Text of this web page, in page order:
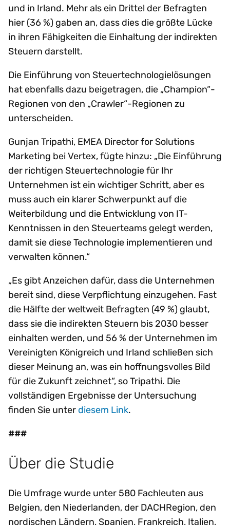
und in Irland. Mehr als ein Drittel der Befragten
hier (36 %) gaben an, dass dies die größte Lücke
in ihren Fähigkeiten die Einhaltung der indirekten
Steuern darstellt.
Die Einführung von Steuertechnologielösungen
hat ebenfalls dazu beigetragen, die „Champion“-
Regionen von den „Crawler“-Regionen zu
unterscheiden.
Gunjan Tripathi, EMEA Director for Solutions
Marketing bei Vertex, fügte hinzu: „Die Einführung
der richtigen Steuertechnologie für Ihr
Unternehmen ist ein wichtiger Schritt, aber es
muss auch ein klarer Schwerpunkt auf die
Weiterbildung und die Entwicklung von IT-
Kenntnissen in den Steuerteams gelegt werden,
damit sie diese Technologie implementieren und
verwalten können.“
„Es gibt Anzeichen dafür, dass die Unternehmen
bereit sind, diese Verpflichtung einzugehen. Fast
die Hälfte der weltweit Befragten (49 %) glaubt,
dass sie die indirekten Steuern bis 2030 besser
einhalten werden, und 56 % der Unternehmen im
Vereinigten Königreich und Irland schließen sich
dieser Meinung an, was ein hoffnungsvolles Bild
für die Zukunft zeichnet“, so Tripathi. Die
vollständigen Ergebnisse der Untersuchung
finden Sie unter diesem Link.
###
Über die Studie
Die Umfrage wurde unter 580 Fachleuten aus
Belgien, den Niederlanden, der DACHRegion, den
nordischen Ländern, Spanien, Frankreich, Italien,